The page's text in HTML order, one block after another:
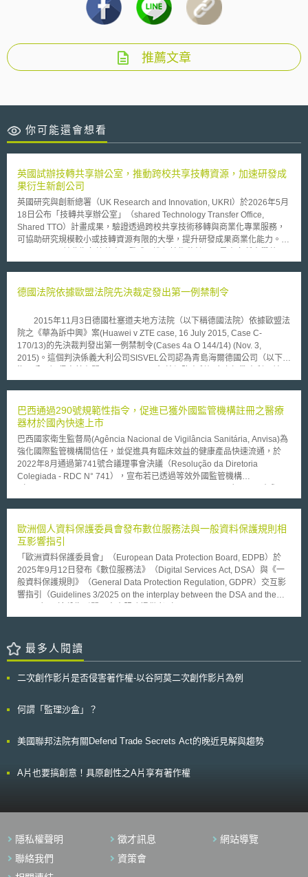
推薦文章
你可能還會想看
英國試辦技轉共享辦公室，推動跨校共享技轉資源，加速研發成
果衍生新創公司
英國研究與創新總署（UK Research and Innovation, UKRI）於2026年5月
18日公布「技轉共享辦公室」（shared Technology Transfer Office,
Shared TTO）計畫成果，驗證透過跨校共享技術移轉與商業化專業服務，
可協助研究規模較小或技轉資源有限的大學，提升研發成果商業化能力。
使用智財管理、技術授權、衍生新創設立、法律諮詢、投資媒合及創業培訓
率。 該計畫於2024年11月至2025年4月執行，投入474萬英鎊，支持13項
個月內即促成6家衍生新創公司成立、推動323項商業化機會，並吸引逾850
名學生及研究人員參與培訓，顯示Shared TTO有助加速研發成果商業化。
新創成果涵蓋工程、太空科技、永續時尚等領域，如Blast EcoShield開發防
爆「活體牆」（living walls）技術、Circular Capital運用AI推動循環時尚、
Frontier Space發展太空實驗室（SpaceLab）與太空生物製造平台
Reskinning Reality開發數位服裝技術，以及Voxshell開發自動化3D網格生
效率與衍生新創發展成效，為英國推動區域創新及成果落地的重要政策工
具。
德國法院依據歐盟法院先決裁定發出第一例禁制令
2015年11月3日德國杜塞道夫地方法院（以下稱德國法院）依據歐盟法
院之《華為訴中興》案(Huawei v ZTE case, 16 July 2015, Case C-
170/13)的先決裁判發出第一例禁制令(Cases 4a O 144/14) (Nov. 3,
2015)。這個判決係義大利公司SISVEL公司認為青島海爾德國公司（以下稱
經對海爾公司發出專利侵權通知，並發出授權要約，海爾公司則抗辯認為，
則。 德國法院認為，SISVEL只要將足夠的專利侵權資訊及授權要約通
知海爾母公司進而據以判斷是否與SISVEL展開授權協商即可，若要求專利
權人亦須一一通知其分公司，則將流於形式。 其次，海爾公司雖因認
為SISVEL要求之授權金過高，故拒絕SISVEL的授權要約並提出反向要約，
但卻未在提出反向要約後之合理期間內依據歐盟法院在《華為訴中興》案先
決裁判中之見解，對SISVEL提供保證金以擔保其授權協議尚未達成前對
SISVEL專利之使用費用。故德國法院進一步對前述合理期間給予確切期
權要約不符合FRAND原則之抗辯，德國法院認為因海爾公司未履行前述程
FRAND原則，仍留由後續之實務見解加以補充。
巴西通過290號規範性指令，促進已獲外國監管機構註冊之醫療
器材於國內快速上市
巴西國家衛生監督局(Agência Nacional de Vigilância Sanitária, Anvisa)為
強化國際監管機構間信任，並促進具有臨床效益的健康產品快速流通，於
2022年8月通過第741號合議理事會決議（Resolução da Diretoria
Colegiada - RDC N° 741），宣布若已透過等效外國監管機構
Anvisa一致之監管方式的外國監管機構–認定符合公認之品質、安全性和有
地申請上市註冊的過程中，獲得簡化審查的優惠措施。在此框架下，Anvisa
於2024年4月4日通過第290號規範性指令 （Instrução Normativa - N°
290），內文指出醫療器材及體外診斷醫材產品可於2024年6月3日起，於
註冊上市的過程中提交AREE之證明文件以進入簡審程序。 第290號規範性
指令明確指出，目前獲巴西政府認可之醫療器材AREE及對應之註冊或授權
證明，包含以下機構：（1）美國食品及藥物管理局（U.S. Food and Drug
Administration, FDA）之上市前批准（PMA）、510(k)或De Novo；（2）
MHLW）之上市前批准。另外，欲適用簡化程序的註冊產品，則需與AREE
頒發授權證明之產品具有「本質上相同性」（Dispositivo Médico
Essencialmente Idêntico），具體包含產品之技術規格、適應症、預期用
少巴西當局於審查過程的行政成本，進而提升國內的產品審查效率。然值得
各國政府對於醫療器材之分類、臨床數據及健康風險的解釋與判斷結果也不
歐洲個人資料保護委員會發布數位服務法與一般資料保護規則相
互影響指引
「歐洲資料保護委員會」（European Data Protection Board, EDPB）於
2025年9月12日發布《數位服務法》（Digital Services Act, DSA）與《一
般資料保護規則》（General Data Protection Regulation, GDPR）交互影
響指引（Guidelines 3/2025 on the interplay between the DSA and the
providers）於履行DSA義務時，應如何解釋與適用GDPR。 DSA與GDPR
方式或僅代表他人處理個資，會被歸屬於GDPR框架下的控制者或處理者。
此時，DSA與GDPR產生法規適用的交互重疊，服務提供者需同時符合DSA
下： 1.非法內容檢測（Illegal content detection）：DSA第7條鼓勵中介服
或使其無法存取的措施。指引提醒，中介服務提供者為此採取的自發性行動
訴等程序：DSA所規定設通報與處置機制及內部申訴系統，於運作過程中如
務所必須之個人資料，並應確保通報機制不以通報人識別為強制要件。若為
知情決定之能力之方式，設計、組織或營運其線上介面，但DSA第25條第2
項則宣示，線上平台提供者之欺瞞性設計行為若已受GDPR規範時，不在第
最多人閱讀
二次創作影片是否侵害著作權-以谷阿莫二次創作影片為例
何謂「監理沙盒」？
美國聯邦法院有關Defend Trade Secrets Act的晚近見解與趨勢
A片也要搞創意！具原創性之A片享有著作權
隱私權聲明 徵才訊息
網站導覽
聯絡我們
資策會